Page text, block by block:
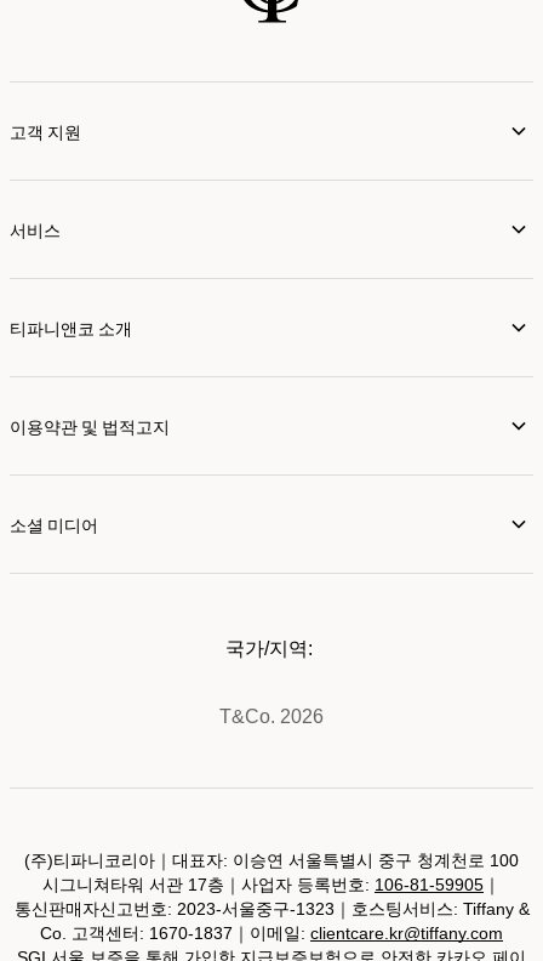
고객 지원
서비스
티파니앤코 소개
이용약관 및 법적고지
소셜 미디어
T&Co. 2026
국가/지역:
(주)티파니코리아｜대표자: 이승연 서울특별시 중구 청계천로 100
시그니쳐타워 서관 17층｜사업자 등록번호: 106-81-59905 ｜
통신판매자신고번호: 2023-서울중구-1323｜호스팅서비스: Tiffany &
Co. 고객센터: 1670-1837｜이메일: clientcare.kr@tiffany.com